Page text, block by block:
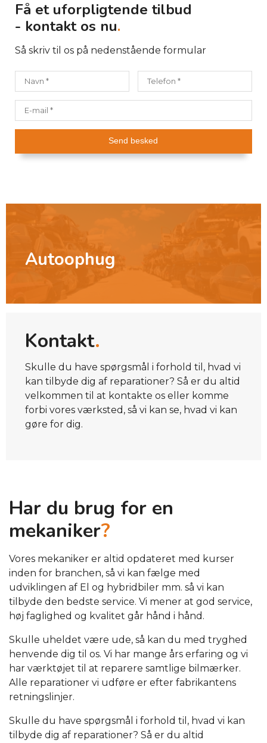
Få et uforpligtende tilbud
- kontakt os nu.
Så skriv til os på nedenstående formular
Autoophug
Kontakt.
Skulle du have spørgsmål i forhold til, hvad vi
kan tilbyde dig af reparationer? Så er du altid
velkommen til at kontakte os eller komme
forbi vores værksted, så vi kan se, hvad vi kan
gøre for dig.
Har du brug for en
mekaniker?
Vores mekaniker er altid opdateret med kurser
inden for branchen, så vi kan fælge med
udviklingen af El og hybridbiler mm. så vi kan
tilbyde den bedste service. Vi mener at god service,
høj faglighed og kvalitet går hånd i hånd.
Skulle uheldet være ude, så kan du med tryghed
henvende dig til os. Vi har mange års erfaring og vi
har værktøjet til at reparere samtlige bilmærker.
Alle reparationer vi udføre er efter fabrikantens
retningslinjer.
Skulle du have spørgsmål i forhold til, hvad vi kan
tilbyde dig af reparationer? Så er du altid